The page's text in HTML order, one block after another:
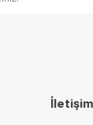
İletişim